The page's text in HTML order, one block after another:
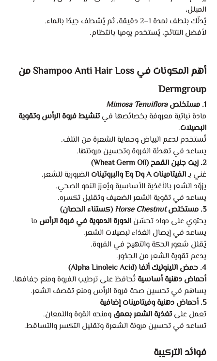
المبلل،
يُدلّك بلطف لمدة 1–2 دقيقة، ثم يُشطف جيدًا بالماء.
لأفضل النتائج، يُستخدم يوميا بانتظام.
أهم المكونات في Shampoo Anti Hair Loss من
Dermgroup
1. مستخلص
Mimosa Tenuiflora
مادة نباتية معروفة بخصائصها في تنشيط فروة الرأس وتقوية
البصيلات.
تُستخدم لدعم البياض وحماية الشعرة من التلف.
يساعد في تهدئة الفروة وتحسين مرونتها.
2. زيت جنين القمح (Wheat Germ Oil)
غني بـالفيتامينات A وD وE والبروتينات
الضرورية للشعر.
يزوّد الشعر بالأغذية الأساسية ويُعزز النمو الصحي.
يساعد في تقوية الشعر الضعيف وتقليل تكسره.
3. مستخلص
Horse Chestnut (كستناء الحصان)
يحتوي على مواد تحسّن الدورة الدموية في فروة الرأس ما
يساعد في إيصال الغذاء لبصيلات الشعر.
يُقلل شعور الحكة والتهيج في الفروة.
يدعم تقوية الشعر من الجذور.
4. حمض اللينوليك ألفا (Alpha Linoleic Acid)
أحماض دهنية أساسية تُحافظ على ترطيب الفروة ومنع جفافها.
يساهم في تحسين صحة فروة الرأس ومنع تقصف الشعر.
5. أحماض دهنية وفيتامينات إضافية
تعمل على تغذية الشعر بعمق ومنحه القوة واللمعان.
تساعد في تحسين مرونة الشعرة وتقليل التكسر والتساقط.
فوائد التركيبة